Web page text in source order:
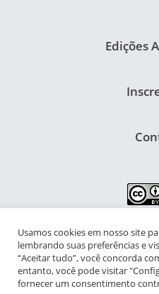
Edições
NIPIAC – Núcleo Interdisciplinar
Adolescência Contemporâneas
Universidade Federal do Rio de
Usamos cookies em nosso site
lembrando suas preferências e
“Aceitar tudo”, você concorda
entanto, você pode visitar
fornecer um consentimento